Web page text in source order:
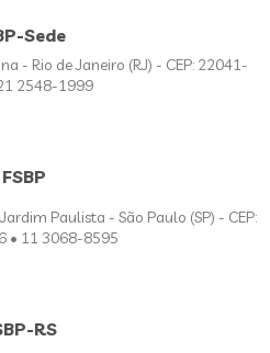
Sede
- Rio de Janeiro (RJ) - CEP: 22041-
2548-1999
FSBP
Paulista - São Paulo (SP) - CEP:
• 11 3068-8595
RS